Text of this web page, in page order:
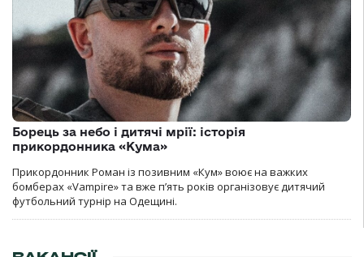
Борець за небо і дитячі мрії: історія
прикордонника «Кума»
Прикордонник Роман із позивним «Кум» воює на важких
бомберах «Vampire» та вже п’ять років організовує дитячий
футбольний турнір на Одещині.